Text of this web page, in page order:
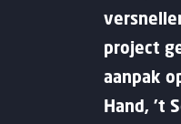
project
aanpak
Hand, ’t